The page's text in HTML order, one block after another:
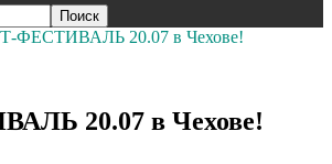
ФЕСТИВАЛЬ 20.07 в Чехове!
20.07 в Чехове!